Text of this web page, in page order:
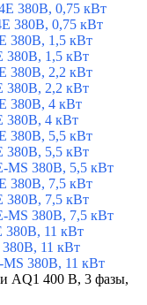
380В, 0,75 кВт
380В, 0,75 кВт
380В, 1,5 кВт
380В, 1,5 кВт
380В, 2,2 кВт
380В, 2,2 кВт
380В, 4 кВт
380В, 4 кВт
380В, 5,5 кВт
380В, 5,5 кВт
MS 380В, 5,5 кВт
380В, 7,5 кВт
380В, 7,5 кВт
MS 380В, 7,5 кВт
380В, 11 кВт
11 кВт
380В, 11 кВт
AQ1 400 В, 3 фазы,